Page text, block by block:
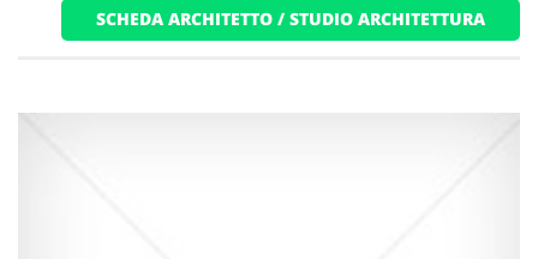
SCHEDA ARCHITETTO / STUDIO ARCHITETTURA